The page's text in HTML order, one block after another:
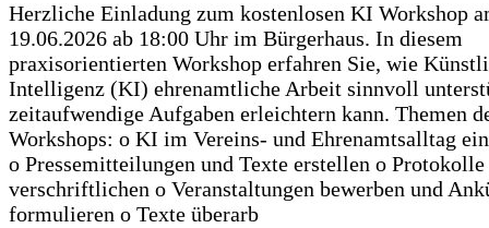
Herzliche Einladung zum kostenlosen KI Workshop
19.06.2026 ab 18:00 Uhr im Bürgerhaus. In diesem
praxisorientierten Workshop erfahren Sie, wie
Intelligenz (KI) ehrenamtliche Arbeit sinnvoll
zeitaufwendige Aufgaben erleichtern kann. Themen
Workshops: o KI im Vereins- und Ehrenamtsalltag
o Pressemitteilungen und Texte erstellen o
verschriftlichen o Veranstaltungen bewerben und
formulieren o Texte überarb